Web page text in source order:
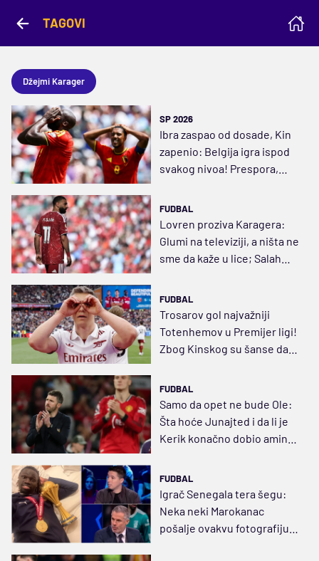
TAGOVI
Džejmi Karager
SP 2026
Ibra zaspao od dosade, Kin
zapenio: Belgija igra ispod
svakog nivoa! Prespora,
FUDBAL
Lovren proziva Karagera:
Glumi na televiziji, a ništa ne
sme da kaže u lice; Salah
FUDBAL
Trosarov gol najvažniji
Totenhemov u Premijer ligi!
Zbog Kinskog su šanse da
FUDBAL
Samo da opet ne bude Ole:
Šta hoće Junajted i da li je
Kerik konačno dobio amin
FUDBAL
Igrač Senegala tera šegu:
Neka neki Marokanac
pošalje ovakvu fotografiju,